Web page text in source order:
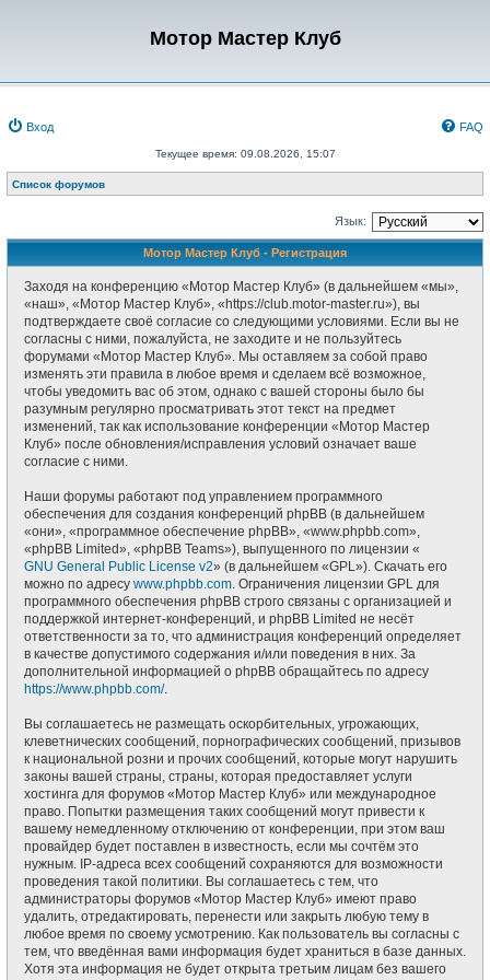
Мотор Мастер Клуб
Вход FAQ
Текущее время: 09.08.2026, 15:07
Список форумов
Язык:
Мотор Мастер Клуб - Регистрация
Заходя на конференцию «Мотор Мастер Клуб» (в дальнейшем «мы»,
«наш», «Мотор Мастер Клуб», «https://club.motor-master.ru»), вы
подтверждаете своё согласие со следующими условиями. Если вы не
согласны с ними, пожалуйста, не заходите и не пользуйтесь
форумами «Мотор Мастер Клуб». Мы оставляем за собой право
изменять эти правила в любое время и сделаем всё возможное,
чтобы уведомить вас об этом, однако с вашей стороны было бы
разумным регулярно просматривать этот текст на предмет
изменений, так как использование конференции «Мотор Мастер
Клуб» после обновления/исправления условий означает ваше
согласие с ними.
Наши форумы работают под управлением программного
обеспечения для создания конференций phpBB (в дальнейшем
«они», «программное обеспечение phpBB», «www.phpbb.com»,
«phpBB Limited», «phpBB Teams»), выпущенного по лицензии «
GNU General Public License v2» (в дальнейшем «GPL»). Скачать его
можно по адресу www.phpbb.com . Ограничения лицензии GPL для
программного обеспечения phpBB строго связаны с организацией и
поддержкой интернет-конференций, и phpBB Limited не несёт
ответственности за то, что администрация конференций определяет
в качестве допустимого содержания и/или поведения в них. За
дополнительной информацией о phpBB обращайтесь по адресу
https://www.phpbb.com/.
Вы соглашаетесь не размещать оскорбительных, угрожающих,
клеветнических сообщений, порнографических сообщений, призывов
к национальной розни и прочих сообщений, которые могут нарушить
законы вашей страны, страны, которая предоставляет услуги
хостинга для форумов «Мотор Мастер Клуб» или международное
право. Попытки размещения таких сообщений могут привести к
вашему немедленному отключению от конференции, при этом ваш
провайдер будет поставлен в известность, если мы сочтём это
нужным. IP-адреса всех сообщений сохраняются для возможности
проведения такой политики. Вы соглашаетесь с тем, что
администраторы форумов «Мотор Мастер Клуб» имеют право
удалить, отредактировать, перенести или закрыть любую тему в
любое время по своему усмотрению. Как пользователь вы согласны с
тем, что введённая вами информация будет храниться в базе данных.
Хотя эта информация не будет открыта третьим лицам без вашего